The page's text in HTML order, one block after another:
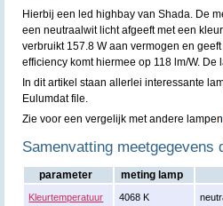
Hierbij een led highbay van Shada. De
een neutraalwit licht afgeeft met een
verbruikt 157.8 W aan vermogen en
efficiency komt hiermee op 118 lm/W.
In dit artikel staan allerlei interessante
Eulumdat file.
Zie voor een vergelijk met andere lampen
Samenvatting meetgegevens
parameter meting lamp
Kleurtemperatuur 4068 K